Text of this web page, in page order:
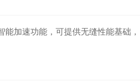
加速功能，可提供无缝性能基础，